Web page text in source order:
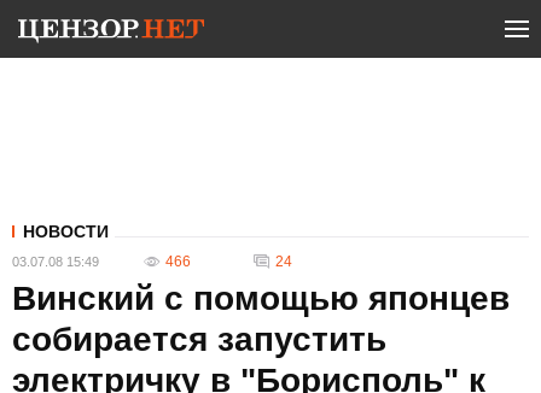
НОВОСТИ
03.07.08 15:49 466 24
Винский с помощью японцев
собирается запустить
электричку в "Борисполь" к